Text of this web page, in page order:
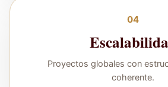
04
Proyectos globales con
coherente.